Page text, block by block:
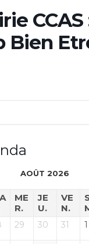
CCAS
Bien
AOÛT 2026
ME
R.
JE
U.
VE
N.
29 30 31 1